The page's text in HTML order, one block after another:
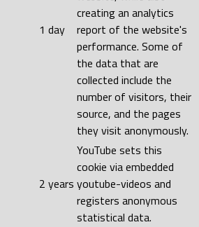
1 day
creating an analytics
report of the website's
performance. Some of
the data that are
collected include the
number of visitors, their
source, and the pages
they visit anonymously.
2 years
YouTube sets this
cookie via embedded
youtube-videos and
registers anonymous
statistical data.